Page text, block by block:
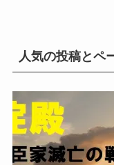
人気の投稿とペ